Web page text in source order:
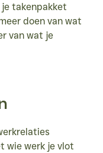
takenpakket
doen van wat
van wat je
wie werk je vlot